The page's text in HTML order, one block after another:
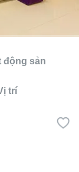
động sản
trí